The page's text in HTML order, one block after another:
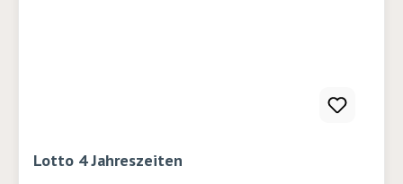
Lotto 4 Jahreszeiten